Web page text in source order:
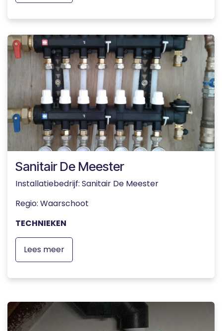
Sanitair De Meester
Installatiebedrijf: Sanitair De Meester
Regio: Waarschoot
TECHNIEKEN
Lees meer